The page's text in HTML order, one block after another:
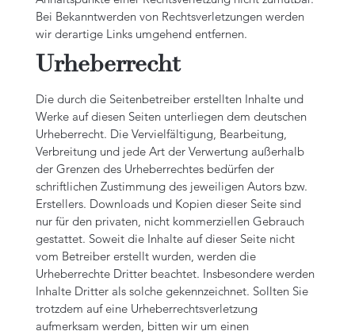
Bei Bekanntwerden von Rechtsverletzungen werden
wir derartige Links umgehend entfernen.
Urheberrecht
Die durch die Seitenbetreiber erstellten Inhalte und
Werke auf diesen Seiten unterliegen dem deutschen
Urheberrecht. Die Vervielfältigung, Bearbeitung,
Verbreitung und jede Art der Verwertung außerhalb
der Grenzen des Urheberrechtes bedürfen der
schriftlichen Zustimmung des jeweiligen Autors bzw.
Erstellers. Downloads und Kopien dieser Seite sind
nur für den privaten, nicht kommerziellen Gebrauch
gestattet. Soweit die Inhalte auf dieser Seite nicht
vom Betreiber erstellt wurden, werden die
Urheberrechte Dritter beachtet. Insbesondere werden
Inhalte Dritter als solche gekennzeichnet. Sollten Sie
trotzdem auf eine Urheberrechtsverletzung
aufmerksam werden, bitten wir um einen